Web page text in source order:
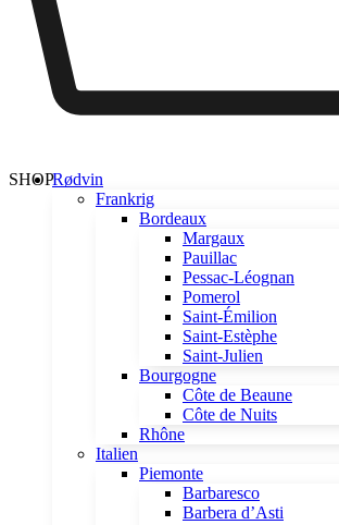
Rødvin
Frankrig
Bordeaux
Margaux
Pauillac
Pessac-Léognan
Pomerol
Saint-Émilion
Saint-Estèphe
Saint-Julien
Bourgogne
Côte de Beaune
Côte de Nuits
Rhône
Italien
Piemonte
Barbaresco
Barbera d’Asti
SHOP